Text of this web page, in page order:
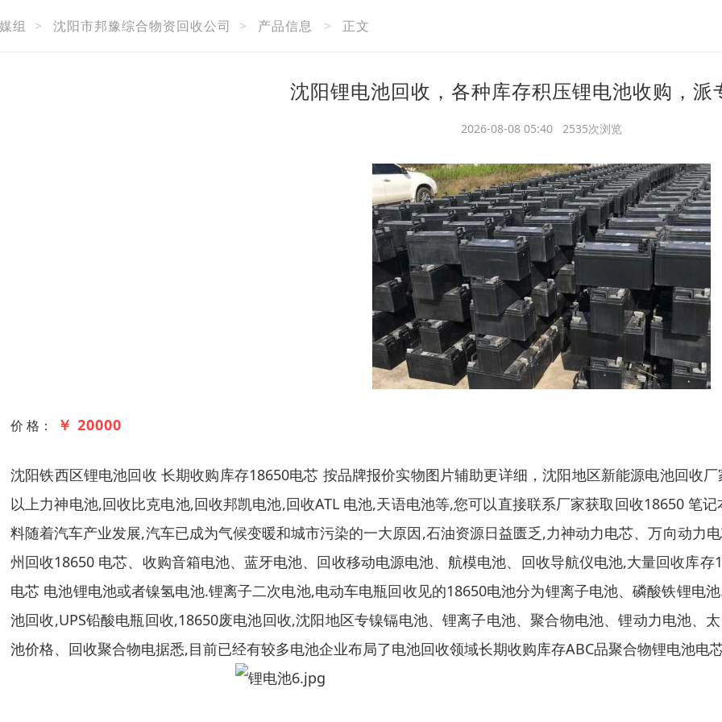
组 > 沈阳市邦豫综合物资回收公司 > 产品信息 > 正文
沈阳锂电池回收，各种库存积压锂电池收购，派
2026-08-08 05:40 2535次浏览
价 格： ￥ 20000
沈阳铁西区锂电池回收 长期收购库存18650电芯 按品牌报价实物图片辅助更详细，沈阳地区新能源电池回收
以上力神电池,回收比克电池,回收邦凯电池,回收ATL 电池,天语电池等,您可以直接联系厂家获取回收18650 笔
料随着汽车产业发展,汽车已成为气候变暖和城市污染的一大原因,石油资源日益匮乏,力神动力电芯、万向动力
州回收18650 电芯、收购音箱电池、蓝牙电池、回收移动电源电池、航模电池、回收导航仪电池,大量回收库
电芯 电池锂电池或者镍氢电池.锂离子二次电池,电动车电瓶回收见的18650电池分为锂离子电池、磷酸铁锂电
池回收,UPS铅酸电瓶回收,18650废电池回收,沈阳地区专镍镉电池、锂离子电池、聚合物电池、锂动力电池、
池价格、回收聚合物电据悉,目前已经有较多电池企业布局了电池回收领域长期收购库存ABC品聚合物锂电池电